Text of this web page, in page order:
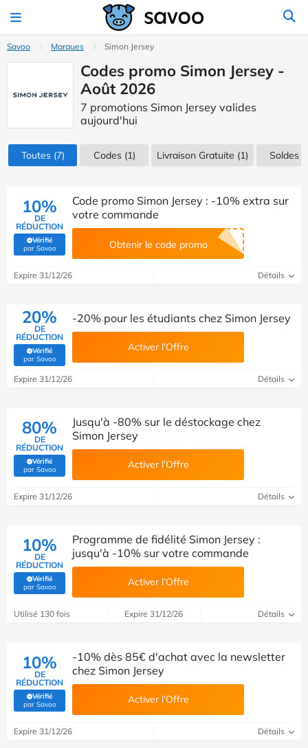
Savoo Marques Simon Jersey
Codes promo Simon Jersey -
Août 2026
7 promotions Simon Jersey valides
aujourd'hui
Toutes(7) Codes(1) Livraison Gratuite (1) Soldes
10%
DE
RÉDUCTION
Vérifié
par Savoo(Vérifié par Savoo)
Code promo Simon Jersey : -10% extra sur
votre commande
Obtenir le code promo
Expire 31/12/26 Détails
20%
DE
RÉDUCTION
Vérifié
par Savoo(Vérifié par Savoo)
-20% pour les étudiants chez Simon Jersey
Activer l’Offre
Expire 31/12/26 Détails
80%
DE
RÉDUCTION
Vérifié
par Savoo(Vérifié par Savoo)
Jusqu'à -80% sur le déstockage chez
Simon Jersey
Activer l’Offre
Expire 31/12/26 Détails
10%
DE
RÉDUCTION
Vérifié
par Savoo(Vérifié par Savoo)
Programme de fidélité Simon Jersey :
jusqu'à -10% sur votre commande
Activer l’Offre
Utilisé 130 fois Expire 31/12/26 Détails
10%
DE
RÉDUCTION
Vérifié
par Savoo(Vérifié par Savoo)
-10% dès 85€ d'achat avec la newsletter
chez Simon Jersey
Activer l’Offre
Expire 31/12/26 Détails